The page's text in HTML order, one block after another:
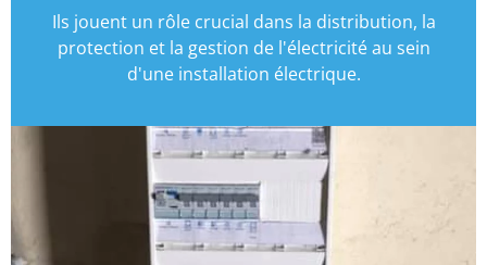
Ils jouent un rôle crucial dans la distribution, la
protection et la gestion de l'électricité au sein
d'une installation électrique.